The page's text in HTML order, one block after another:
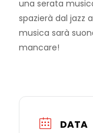
una serata
spazierà dal jazz
musica sarà
mancare!
DATA